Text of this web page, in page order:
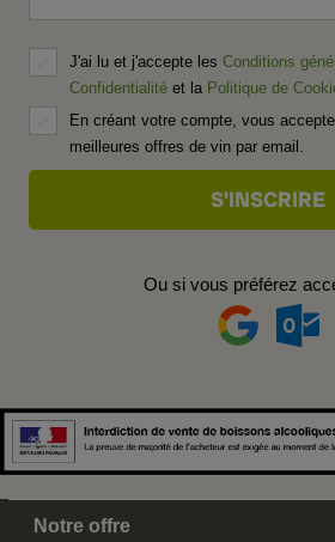
J'ai lu et j'accepte les Conditions
Confidentialité et la Politique de
En créant votre compte, vous
meilleures offres de vin par email.
Ou si vous préférez
Notre offre